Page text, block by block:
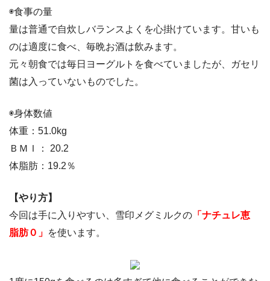
◉食事の量
量は普通で自炊しバランスよくを心掛けています。甘いも
のは適度に食べ、毎晩お酒は飲みます。
元々朝食では毎日ヨーグルトを食べていましたが、ガセリ
菌は入っていないものでした。
◉身体数値
体重：51.0kg
ＢＭＩ： 20.2
体脂肪：19.2％
【やり方】
今回は手に入りやすい、雪印メグミルクの 「ナチュレ恵
脂肪０」 を使います。